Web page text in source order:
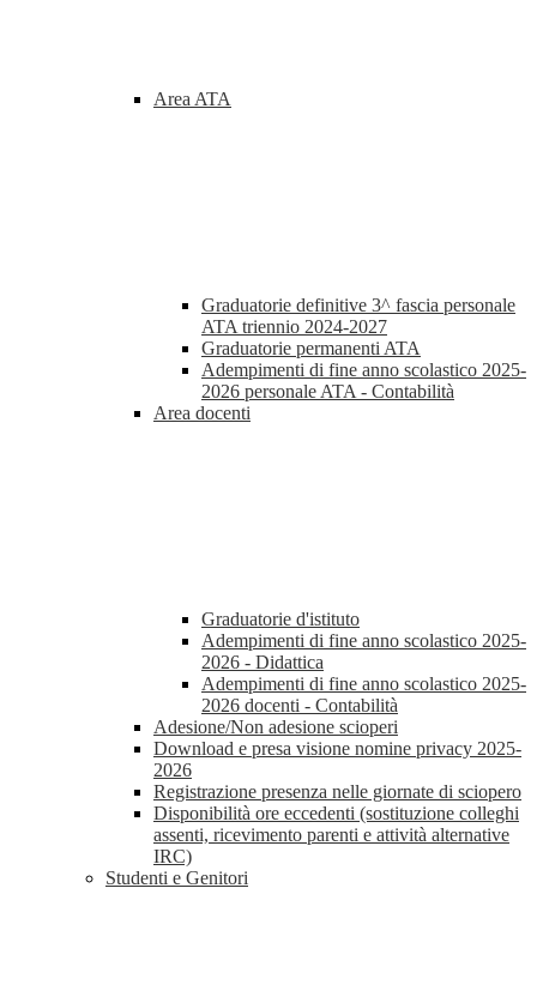
Area ATA
Graduatorie definitive 3^ fascia personale
ATA triennio 2024-2027
Graduatorie permanenti ATA
Adempimenti di fine anno scolastico 2025-
2026 personale ATA - Contabilità
Area docenti
Graduatorie d'istituto
Adempimenti di fine anno scolastico 2025-
2026 - Didattica
Adempimenti di fine anno scolastico 2025-
2026 docenti - Contabilità
Adesione/Non adesione scioperi
Download e presa visione nomine privacy 2025-
2026
Registrazione presenza nelle giornate di sciopero
Disponibilità ore eccedenti (sostituzione colleghi
assenti, ricevimento parenti e attività alternative
IRC)
Studenti e Genitori